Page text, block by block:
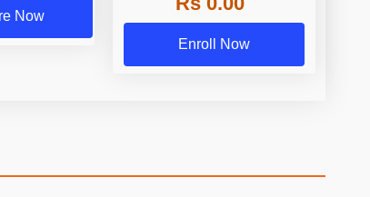
Now
Enroll Now